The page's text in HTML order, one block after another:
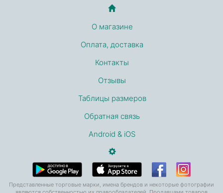
О магазине
Оплата, доставка
Контакты
Отзывы
Таблицы размеров
Обратная связь
Android & iOS
Представленные торговые марки, имена брендов и некоторые фотографии